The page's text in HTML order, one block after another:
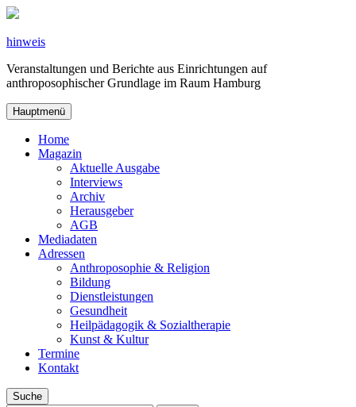
Zum
springen
hinweis
Veranstaltungen und Berichte aus Einrichtungen auf
anthroposophischer Grundlage im Raum Hamburg
Hauptmenü
Home
Magazin
Aktuelle Ausgabe
Interviews
Archiv
Herausgeber
AGB
Mediadaten
Adressen
Anthroposophie & Religion
Bildung
Dienstleistungen
Gesundheit
Heilpädagogik & Sozialtherapie
Kunst & Kultur
Termine
Kontakt
Suche